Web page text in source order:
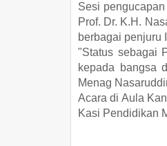
Sesi
Prof. Dr. K.H.
berbagai penjuru
"Status sebagai
kepada bangsa
Menag
Acara di Aula
Kasi Pendidikan